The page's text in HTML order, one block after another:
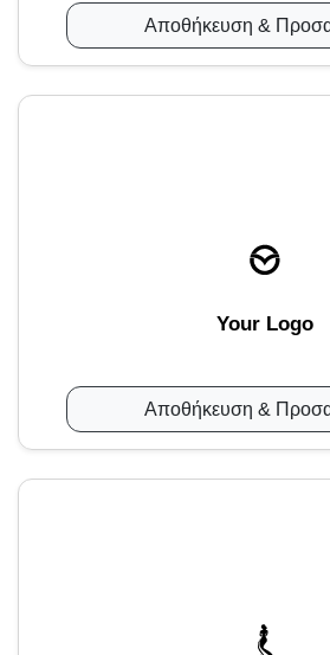
Αποθήκευση &
Your Logo
Αποθήκευση &